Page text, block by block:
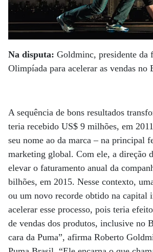
Na disputa: Goldminc, presidente da
Olimpíada para acelerar as vendas no
A sequência de bons resultados
teria recebido US$ 9 milhões, em
seu nome ao da marca – na principal
marketing global. Com ele, a direção
elevar o faturamento anual da
bilhões, em 2015. Nesse contexto,
ou um novo recorde obtido na capital
acelerar esse processo, pois teria
de vendas dos produtos, inclusive no
cara da Puma”, afirma Roberto